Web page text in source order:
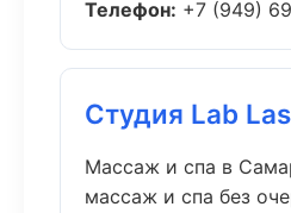
Телефон: +7 (949)
Студия Lab
Массаж и спа в
массаж и спа без